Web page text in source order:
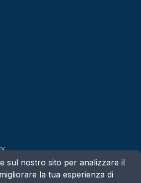
sul nostro sito per analizzare il
la tua esperienza di